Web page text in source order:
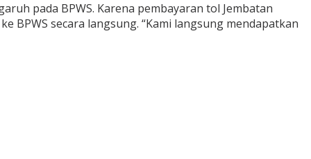
pada BPWS. Karena pembayaran tol Jembatan
BPWS secara langsung. “Kami langsung mendapatkan